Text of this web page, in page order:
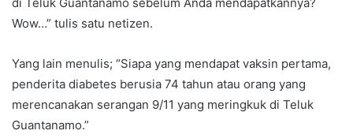
Wow…” tulis satu netizen.
Yang lain menulis; “Siapa yang mendapat vaksin pertama,
penderita diabetes berusia 74 tahun atau orang yang
merencanakan serangan 9/11 yang meringkuk di Teluk
Guantanamo.”